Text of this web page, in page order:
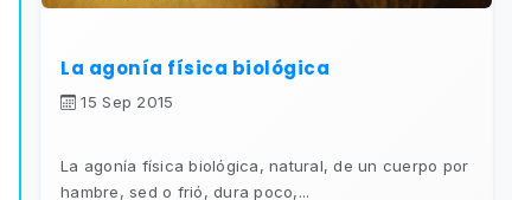
La agonía física biológica
15 Sep 2015
La agonía física biológica, natural, de un cuerpo por
hambre, sed o frió, dura poco,...